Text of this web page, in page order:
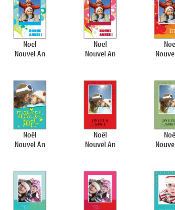
Noël
Nouvel An
Noël
Nouvel An
Noël
Nouvel An
Noël
Nouvel An